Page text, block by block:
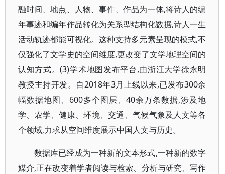
融时间、地点、人物、事件、作品为一体,将诗人的编
年事迹和编年作品转化为关系型结构化数据,诗人一生
活动轨迹都能可视化。这种支持多元素呈现的模式,不
仅强化了文学史的空间维度,更改变了文学地理空间的
认知方式。(3)学术地图发布平台,由浙江大学徐永明
教授主持开发。自2018年3月上线以来,已发布300余
幅数据地图、600多个图层、40余万条数据,涉及地
学、农学、健康、环境、交通、气候气象及人文等各
个领域,力求从空间维度展示中国人文与历史。
数据库已经成为一种新的文本形式,一种新的数字
媒介,正在改变着学者阅读与检索、分析与研究、写作